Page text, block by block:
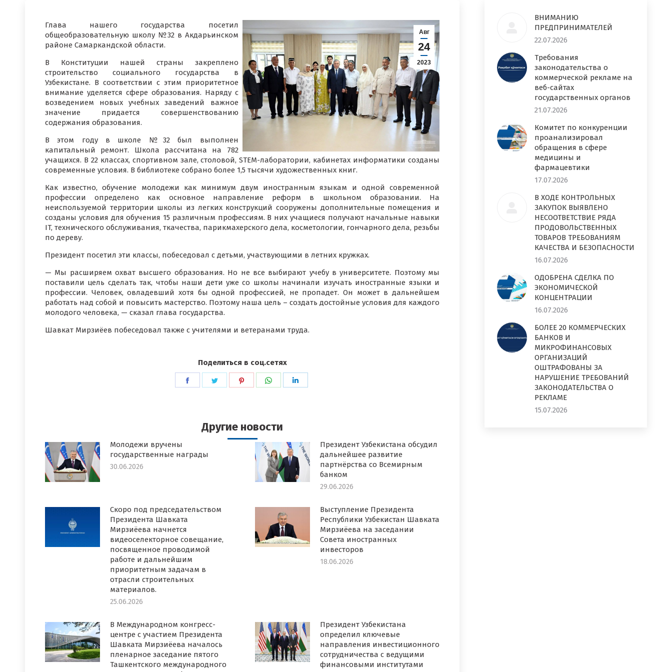
Авг
24
2023
Глава нашего государства посетил
общеобразовательную школу №32 в Акдарьинском
районе Самаркандской области.
В Конституции нашей страны закреплено
строительство социального государства в
Узбекистане. В соответствии с этим приоритетное
внимание уделяется сфере образования. Наряду с
возведением новых учебных заведений важное
значение придается совершенствованию
содержания образования.
В этом году в школе №32 был выполнен
капитальный ремонт. Школа рассчитана на 782
учащихся. В 22 классах, спортивном зале, столовой, STEM-лаборатории, кабинетах информатики созданы
современные условия. В библиотеке собрано более 1,5 тысячи художественных книг.
Как известно, обучение молодежи как минимум двум иностранным языкам и одной современной
профессии определено как основное направление реформ в школьном образовании. На
неиспользуемой территории школы из легких конструкций сооружены дополнительные помещения и
созданы условия для обучения 15 различным профессиям. В них учащиеся получают начальные навыки
IT, технического обслуживания, ткачества, парикмахерского дела, косметологии, гончарного дела, резьбы
по дереву.
Президент посетил эти классы, побеседовал с детьми, участвующими в летних кружках.
— Мы расширяем охват высшего образования. Но не все выбирают учебу в университете. Поэтому мы
поставили цель сделать так, чтобы наши дети уже со школы начинали изучать иностранные языки и
профессии. Человек, овладевший хотя бы одной профессией, не пропадет. Он может в дальнейшем
работать над собой и повысить мастерство. Поэтому наша цель – создать достойные условия для каждого
молодого человека, — сказал глава государства.
Шавкат Мирзиёев побеседовал также с учителями и ветеранами труда.
Поделиться в соц.сетях
ПоделитьсяПоделитьсяПоделитьсяПоделиться
Другие новости
Молодежи вручены
государственные награды
30.06.2026
Президент Узбекистана обсудил
дальнейшее развитие
партнёрства со Всемирным
банком
29.06.2026
Скоро под председательством
Президента Шавката
Мирзиёева начнется
видеоселекторное совещание,
посвященное проводимой
работе и дальнейшим
приоритетным задачам в
отрасли строительных
материалов.
25.06.2026
Выступление Президента
Республики Узбекистан Шавката
Мирзиёева на заседании
Совета иностранных
инвесторов
18.06.2026
В Международном конгресс-
центре с участием Президента
Шавката Мирзиёева началось
пленарное заседание пятого
Ташкентского международного
Президент Узбекистана
определил ключевые
направления инвестиционного
сотрудничества с ведущими
финансовыми институтами
ВНИМАНИЮ
ПРЕДПРИНИМАТЕЛЕЙ
22.07.2026
Требования
законодательства о
коммерческой рекламе на
веб-сайтах
государственных органов
21.07.2026
Комитет по конкуренции
проанализировал
обращения в сфере
медицины и
фармацевтики
17.07.2026
В ХОДЕ КОНТРОЛЬНЫХ
ЗАКУПОК ВЫЯВЛЕНО
НЕСООТВЕТСТВИЕ РЯДА
ПРОДОВОЛЬСТВЕННЫХ
ТОВАРОВ ТРЕБОВАНИЯМ
КАЧЕСТВА И БЕЗОПАСНОСТИ
16.07.2026
ОДОБРЕНА СДЕЛКА ПО
ЭКОНОМИЧЕСКОЙ
КОНЦЕНТРАЦИИ
16.07.2026
БОЛЕЕ 20 КОММЕРЧЕСКИХ
БАНКОВ И
МИКРОФИНАНСОВЫХ
ОРГАНИЗАЦИЙ
ОШТРАФОВАНЫ ЗА
НАРУШЕНИЕ ТРЕБОВАНИЙ
ЗАКОНОДАТЕЛЬСТВА О
РЕКЛАМЕ
15.07.2026